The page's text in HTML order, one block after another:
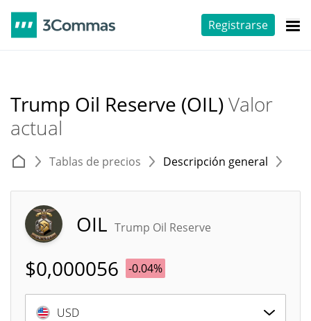
Registrarse
Trump Oil Reserve (OIL)Valor
actual
Tablas de precios Descripción general
OIL Trump Oil Reserve
$0,000056 -0.04%
USD